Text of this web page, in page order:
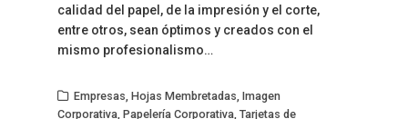
calidad del papel, de la impresión y el corte,
entre otros, sean óptimos y creados con el
mismo profesionalismo…
Empresas, Hojas Membretadas, Imagen
Corporativa, Papelería Corporativa, Tarjetas de